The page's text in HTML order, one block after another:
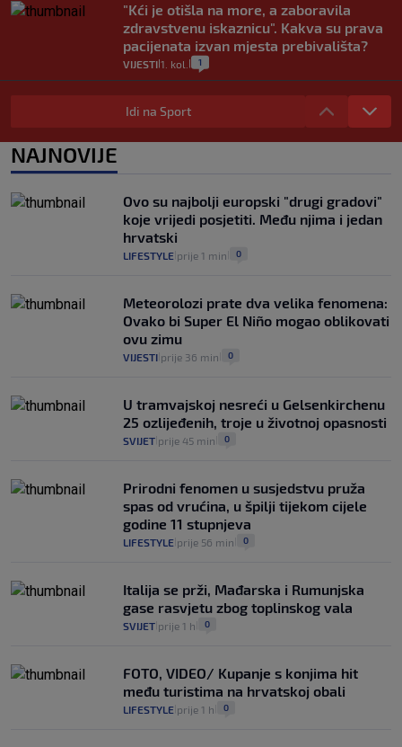
"Kći je otišla na more, a zaboravila
zdravstvenu iskaznicu". Kakva su prava
pacijenata izvan mjesta prebivališta?
VIJESTI 1. kol. 1
Provjerili smo "što ćemo onda" ako
Plenković na 15 dana ukine mjere: "Ne bi
se dogodilo ništa. Vlada se zaljubila u te
intervencije"
Analitičar o Mostu: Oni su u yin-yang
poziciji i imaju drugog najpoznatijeg
bravara u povijesti Hrvatske
Idi na Sport
NAJNOVIJE
Ovo su najbolji europski "drugi gradovi"
koje vrijedi posjetiti. Među njima i jedan
hrvatski
LIFESTYLE prije 1 min 0
Meteorolozi prate dva velika fenomena:
Ovako bi Super El Niño mogao oblikovati
ovu zimu
VIJESTI prije 36 min 0
U tramvajskoj nesreći u Gelsenkirchenu
25 ozlijeđenih, troje u životnoj opasnosti
SVIJET prije 45 min 0
Prirodni fenomen u susjedstvu pruža
spas od vrućina, u špilji tijekom cijele
godine 11 stupnjeva
LIFESTYLE prije 56 min 0
Italija se prži, Mađarska i Rumunjska
gase rasvjetu zbog toplinskog vala
SVIJET prije 1 h 0
FOTO, VIDEO/ Kupanje s konjima hit
među turistima na hrvatskoj obali
LIFESTYLE prije 1 h 0